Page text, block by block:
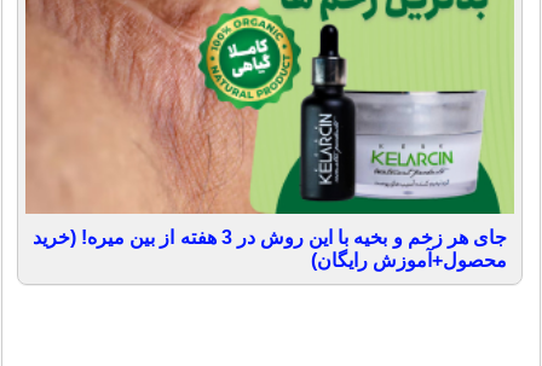
جای هر زخم و بخیه با این روش در 3 هفته از بین میره! (خرید
محصول+آموزش رایگان)